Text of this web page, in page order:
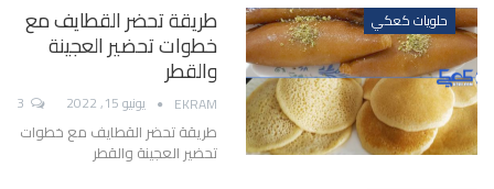
حلويات كعكي طريقة تحضر القطايف مع
خطوات تحضير العجينة
والقطر
EKRAM يونيو 15, 2022
طريقة تحضر القطايف مع خطوات
تحضير العجينة والقطر